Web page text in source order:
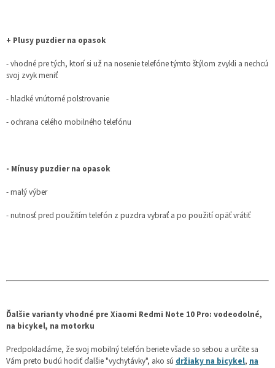
+ Plusy puzdier na opasok
- vhodné pre tých, ktorí si už na nosenie telefóne týmto štýlom zvykli a nechcú
svoj zvyk meniť
- hladké vnútorné polstrovanie
- ochrana celého mobilného telefónu
- Mínusy puzdier na opasok
- malý výber
- nutnosť pred použitím telefón z puzdra vybrať a po použití opäť vrátiť
Ďalšie varianty vhodné pre Xiaomi Redmi Note 10 Pro: vodeodolné,
na bicykel, na motorku
Predpokladáme, že svoj mobilný telefón beriete všade so sebou a určite sa
Vám preto budú hodiť ďalšie "vychytávky", ako sú držiaky na bicykel, na